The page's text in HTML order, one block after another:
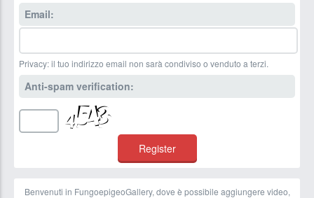
Email:
Privacy: il tuo indirizzo email non sarà condiviso o venduto a terzi.
Anti-spam verification:
Benvenuti in FungoepigeoGallery, dove è possibile aggiungere video,